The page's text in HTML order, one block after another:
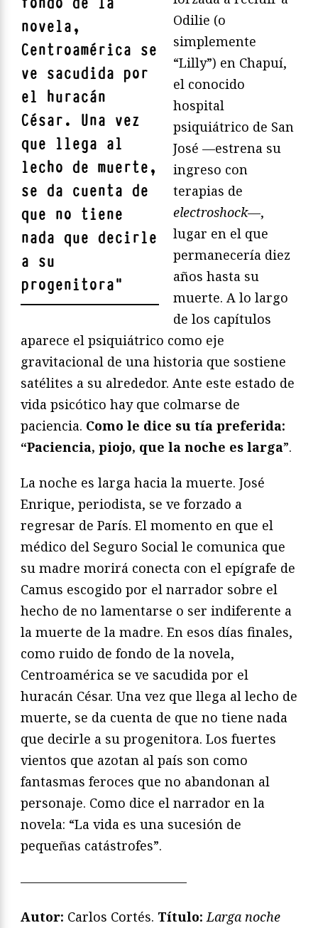
novela,
Centroamérica se
ve sacudida por
el huracán
César. Una vez
que llega al
lecho de muerte,
se da cuenta de
que no tiene
nada que decirle
a su
progenitora"
Odilie (o
simplemente
“Lilly”) en Chapuí,
el conocido
hospital
psiquiátrico de San
José —estrena su
ingreso con
terapias de
electroshock—,
lugar en el que
permanecería diez
años hasta su
muerte. A lo largo
de los capítulos
aparece el psiquiátrico como eje
gravitacional de una historia que sostiene
satélites a su alrededor. Ante este estado de
vida psicótico hay que colmarse de
paciencia. Como le dice su tía preferida:
“Paciencia, piojo, que la noche es larga”.
La noche es larga hacia la muerte. José
Enrique, periodista, se ve forzado a
regresar de París. El momento en que el
médico del Seguro Social le comunica que
su madre morirá conecta con el epígrafe de
Camus escogido por el narrador sobre el
hecho de no lamentarse o ser indiferente a
la muerte de la madre. En esos días finales,
como ruido de fondo de la novela,
Centroamérica se ve sacudida por el
huracán César. Una vez que llega al lecho de
muerte, se da cuenta de que no tiene nada
que decirle a su progenitora. Los fuertes
vientos que azotan al país son como
fantasmas feroces que no abandonan al
personaje. Como dice el narrador en la
novela: “La vida es una sucesión de
pequeñas catástrofes”.
—————————————
Autor: Carlos Cortés. Título: Larga noche